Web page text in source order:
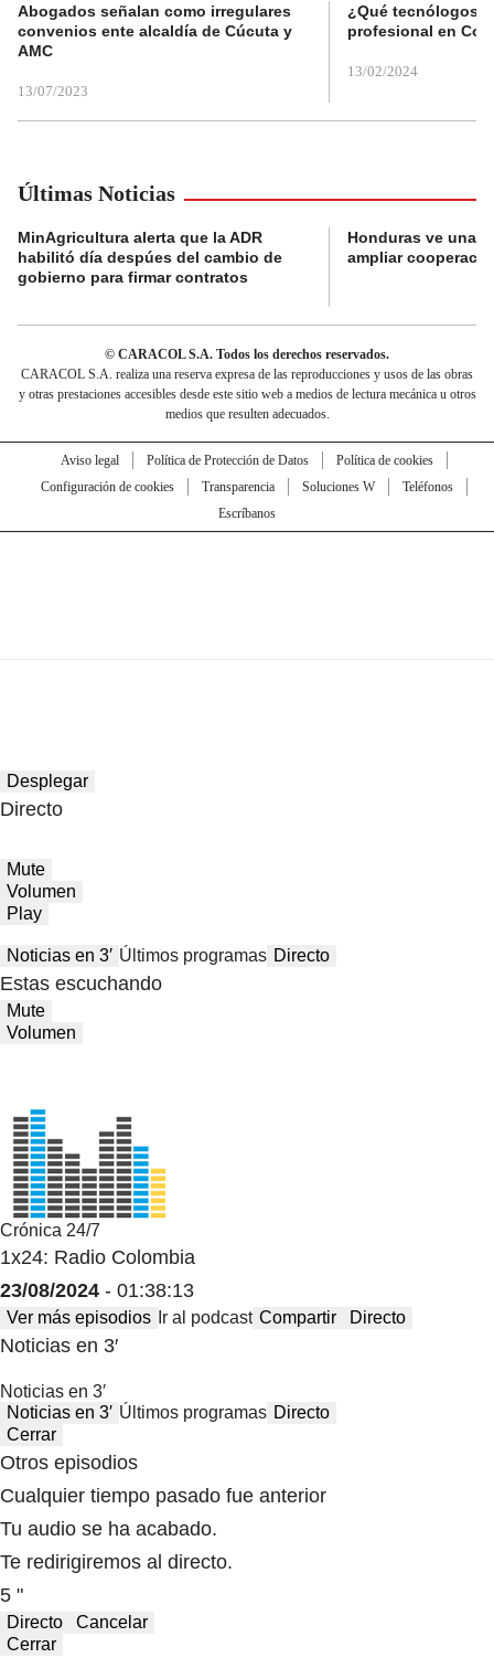
Abogados señalan como irregulares
convenios ente alcaldía de Cúcuta y
AMC
13/07/2023
¿Qué tecnólogos
profesional en
13/02/2024
Últimas Noticias
MinAgricultura alerta que la ADR
habilitó día despúes del cambio de
gobierno para firmar contratos
Honduras ve una
ampliar
© CARACOL S.A. Todos los derechos reservados.
CARACOL S.A. realiza una reserva expresa de las reproducciones y usos de las obras
y otras prestaciones accesibles desde este sitio web a medios de lectura mecánica u otros
medios que resulten adecuados.
Aviso legal Política de Protección de Datos
Política de cookies
Configuración de cookies
Transparencia Soluciones W
Teléfonos
Escríbanos
Desplegar
Directo
Mute
Volumen
Play
Noticias en 3′ Últimos programas Directo
Estas escuchando
Mute
Volumen
Crónica 24/7
1x24: Radio Colombia
23/08/2024 - 01:38:13
Ver más episodios Ir al podcast Compartir Directo
Noticias en 3′
Noticias en 3′
Noticias en 3′ Últimos programas Directo
Cerrar
Otros episodios
Cualquier tiempo pasado fue anterior
Tu audio se ha acabado.
Te redirigiremos al directo.
5 "
Directo
Cancelar
Cerrar